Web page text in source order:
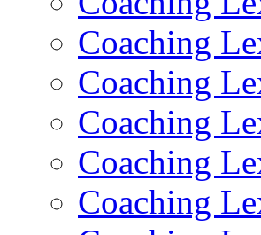
Coaching
Coaching
Coaching
Coaching
Coaching